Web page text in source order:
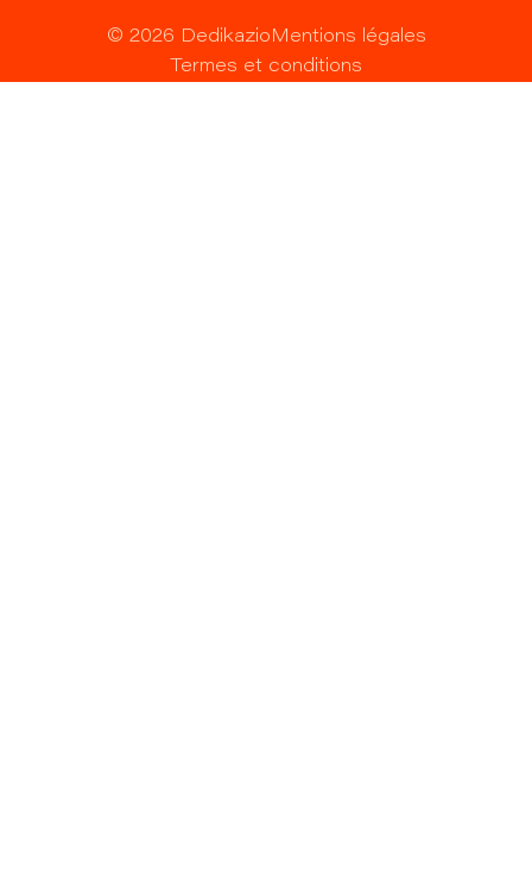
© 2026 Dedikazio Mentions légales
Termes et conditions